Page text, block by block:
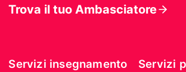
Trova il tuo Ambasciatore
Servizi insegnamento
Servizi